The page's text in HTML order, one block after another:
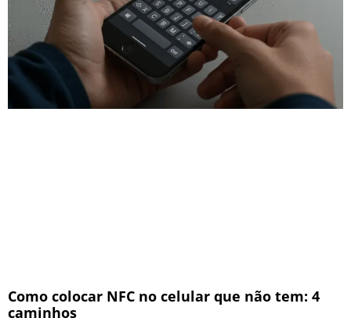
Como colocar NFC no celular que não tem: 4
caminhos